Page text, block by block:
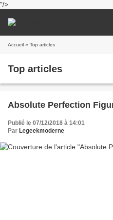
"/>
Accueil » Top articles
Top articles
Absolute Perfection
Publié le 07/12/2018 à 14:01
Par Legeekmoderne